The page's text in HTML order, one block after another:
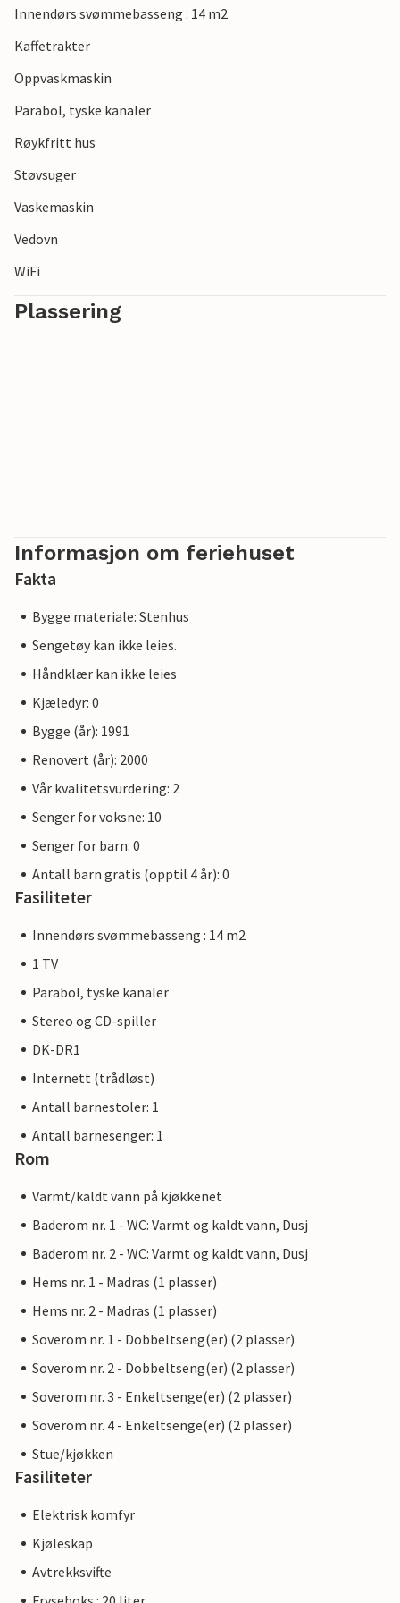
naturelskere og aktive feriegjester.
Innendørs svømmebasseng : 14 m2
Kaffetrakter
Oppvaskmaskin
Parabol, tyske kanaler
Røykfritt hus
Støvsuger
Vaskemaskin
Vedovn
WiFi
Plassering
Informasjon om feriehuset
Fakta
Bygge materiale: Stenhus
Sengetøy kan ikke leies.
Håndklær kan ikke leies
Kjæledyr: 0
Bygge (år): 1991
Renovert (år): 2000
Vår kvalitetsvurdering: 2
Senger for voksne: 10
Senger for barn: 0
Antall barn gratis (opptil 4 år): 0
Fasiliteter
Innendørs svømmebasseng : 14 m2
1 TV
Parabol, tyske kanaler
Stereo og CD-spiller
DK-DR1
Internett (trådløst)
Antall barnestoler: 1
Antall barnesenger: 1
Rom
Varmt/kaldt vann på kjøkkenet
Baderom nr. 1 - WC: Varmt og kaldt vann, Dusj
Baderom nr. 2 - WC: Varmt og kaldt vann, Dusj
Hems nr. 1 - Madras (1 plasser)
Hems nr. 2 - Madras (1 plasser)
Soverom nr. 1 - Dobbeltseng(er) (2 plasser)
Soverom nr. 2 - Dobbeltseng(er) (2 plasser)
Soverom nr. 3 - Enkeltsenge(er) (2 plasser)
Soverom nr. 4 - Enkeltsenge(er) (2 plasser)
Stue/kjøkken
Fasiliteter
Elektrisk komfyr
Kjøleskap
Avtrekksvifte